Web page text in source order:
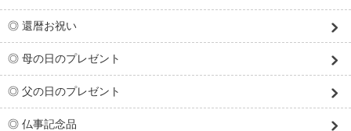
◎ 還暦お祝い
◎ 母の日のプレゼント
◎ 父の日のプレゼント
◎ 仏事記念品